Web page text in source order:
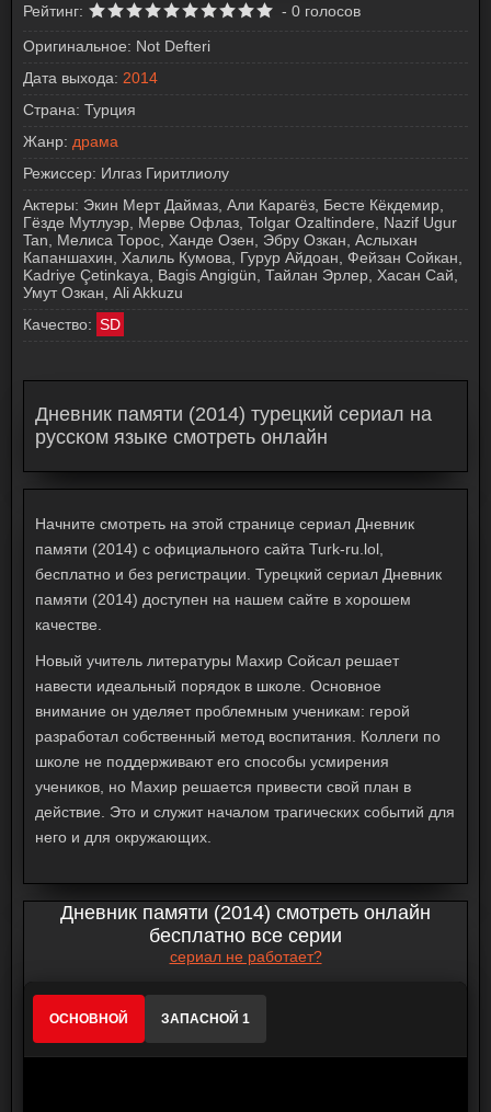
Рейтинг: - 0 голосов
Оригинальное: Not Defteri
Дата выхода: 2014
Страна: Турция
Жанр: драма
Режиссер: Илгаз Гиритлиолу
Актеры: Экин Мерт Даймаз, Али Карагёз, Бесте Кёкдемир,
Гёзде Мутлуэр, Мерве Офлаз, Tolgar Ozaltindere, Nazif Ugur
Tan, Мелиса Торос, Ханде Озен, Эбру Озкан, Аслыхан
Капаншахин, Халиль Кумова, Гурур Айдоан, Фейзан Сойкан,
Kadriye Çetinkaya, Bagis Angigün, Тайлан Эрлер, Хасан Сай,
Умут Озкан, Ali Akkuzu
Качество: SD
Дневник памяти (2014) турецкий сериал на
русском языке смотреть онлайн
Начните смотреть на этой странице сериал Дневник
памяти (2014) с официального сайта Turk-ru.lol,
бесплатно и без регистрации. Турецкий сериал Дневник
памяти (2014) доступен на нашем сайте в хорошем
качестве.
Новый учитель литературы Махир Сойсал решает
навести идеальный порядок в школе. Основное
внимание он уделяет проблемным ученикам: герой
разработал собственный метод воспитания. Коллеги по
школе не поддерживают его способы усмирения
учеников, но Махир решается привести свой план в
действие. Это и служит началом трагических событий для
него и для окружающих.
Дневник памяти (2014) смотреть онлайн
бесплатно все серии
сериал не работает?
ОСНОВНОЙ ЗАПАСНОЙ 1